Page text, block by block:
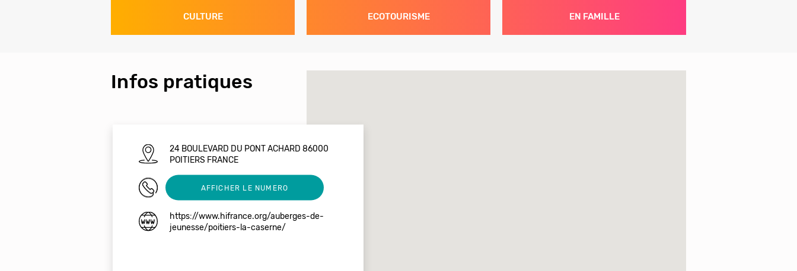
CULTURE ECOTOURISME EN FAMILLE
Infos pratiques
24 BOULEVARD DU PONT ACHARD 86000
POITIERS FRANCE
0586165051AFFICHER LE NUMERO
https://www.hifrance.org/auberges-de-
jeunesse/poitiers-la-caserne/